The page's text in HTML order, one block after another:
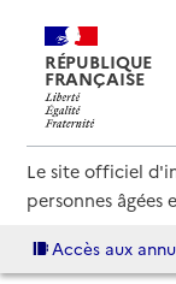
RÉPUBLIQUE
FRANÇAISE
Le site officiel
personnes âgées
Accès aux